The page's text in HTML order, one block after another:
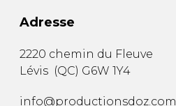
Adresse
2220 chemin du Fleuve
Lévis (QC) G6W 1Y4
info@productionsdoz.com